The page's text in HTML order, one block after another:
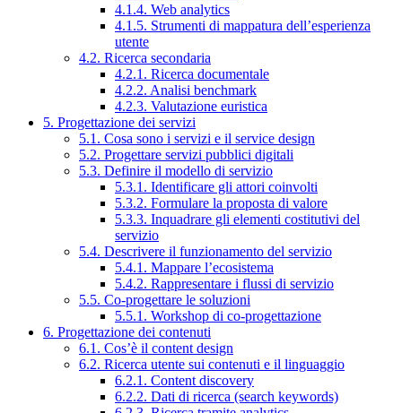
4.1.4. Web analytics
4.1.5. Strumenti di mappatura dell’esperienza
utente
4.2. Ricerca secondaria
4.2.1. Ricerca documentale
4.2.2. Analisi benchmark
4.2.3. Valutazione euristica
5. Progettazione dei servizi
5.1. Cosa sono i servizi e il service design
5.2. Progettare servizi pubblici digitali
5.3. Definire il modello di servizio
5.3.1. Identificare gli attori coinvolti
5.3.2. Formulare la proposta di valore
5.3.3. Inquadrare gli elementi costitutivi del
servizio
5.4. Descrivere il funzionamento del servizio
5.4.1. Mappare l’ecosistema
5.4.2. Rappresentare i flussi di servizio
5.5. Co-progettare le soluzioni
5.5.1. Workshop di co-progettazione
6. Progettazione dei contenuti
6.1. Cos’è il content design
6.2. Ricerca utente sui contenuti e il linguaggio
6.2.1. Content discovery
6.2.2. Dati di ricerca (search keywords)